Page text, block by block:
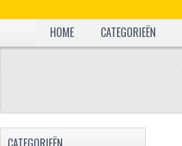
HOME
CATEGORIEËN